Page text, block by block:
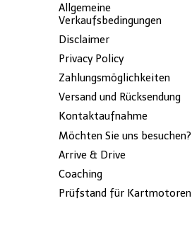
Allgemeine
Verkaufsbedingungen
Disclaimer
Privacy Policy
Zahlungsmöglichkeiten
Versand und Rücksendung
Kontaktaufnahme
Möchten Sie uns besuchen?
Arrive & Drive
Coaching
Prüfstand für Kartmotoren